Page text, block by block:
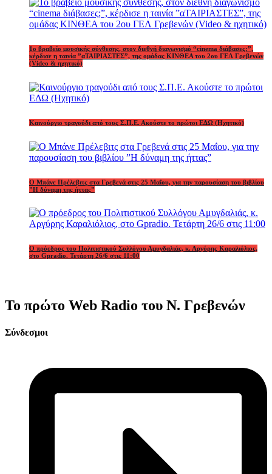
1o βραβείο μουσικής σύνθεσης, στον διεθνή διαγωνισμό “cinema διάβασες;”,
κέρδισε η ταινία ”αΤΑΙΡΙΑΣΤΕΣ”, της ομάδας ΚΙΝΘΕΑ του 2ου ΓΕΛ Γρεβενών
(Video & ηχητικό)
Καινούργιο τραγούδι από τους Σ.Π.Ε. Ακούστε το πρώτοι ΕΔΩ (Ηχητικό)
Ο Μπάνε Πρέλεβιτς στα Γρεβενά στις 25 Μαΐου, για την παρουσίαση του βιβλίου
”Η δύναμη της ήττας”
Ο πρόεδρος του Πολιτιστικού Συλλόγου Αμυγδαλιάς, κ. Αργύρης Καραλιόλιος,
στο Gpradio. Τετάρτη 26/6 στις 11:00
Το πρώτο Web Radio του Ν. Γρεβενών
Σύνδεσμοι